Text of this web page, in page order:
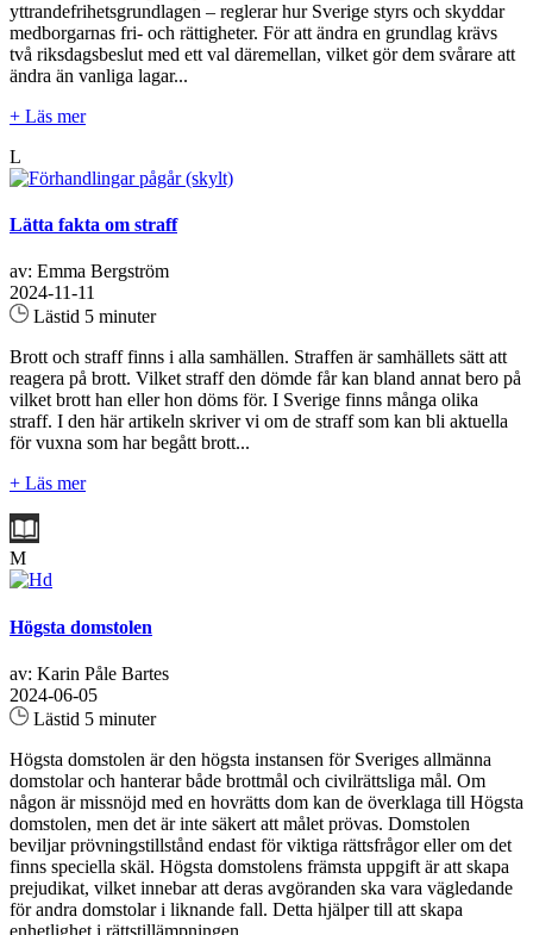
yttrandefrihetsgrundlagen – reglerar hur Sverige styrs och skyddar
medborgarnas fri- och rättigheter. För att ändra en grundlag krävs
två riksdagsbeslut med ett val däremellan, vilket gör dem svårare att
ändra än vanliga lagar...
+ Läs mer
L
Lätta fakta om straff
av: Emma Bergström
2024-11-11
Lästid 5 minuter
Brott och straff finns i alla samhällen. Straffen är samhällets sätt att
reagera på brott. Vilket straff den dömde får kan bland annat bero på
vilket brott han eller hon döms för. I Sverige finns många olika
straff. I den här artikeln skriver vi om de straff som kan bli aktuella
för vuxna som har begått brott...
+ Läs mer
M
Högsta domstolen
av: Karin Påle Bartes
2024-06-05
Lästid 5 minuter
Högsta domstolen är den högsta instansen för Sveriges allmänna
domstolar och hanterar både brottmål och civilrättsliga mål. Om
någon är missnöjd med en hovrätts dom kan de överklaga till Högsta
domstolen, men det är inte säkert att målet prövas. Domstolen
beviljar prövningstillstånd endast för viktiga rättsfrågor eller om det
finns speciella skäl. Högsta domstolens främsta uppgift är att skapa
prejudikat, vilket innebar att deras avgöranden ska vara vägledande
för andra domstolar i liknande fall. Detta hjälper till att skapa
enhetlighet i rättstillämpningen...